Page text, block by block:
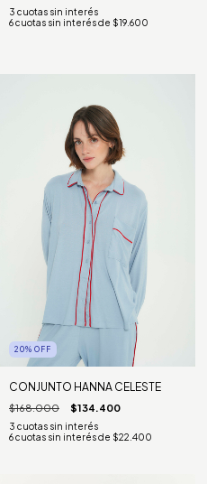
6cuotas sin interés de $19.600
20% OFF
CONJUNTO HANNA CELESTE
$168.000 $134.400
6cuotas sin interés de $22.400